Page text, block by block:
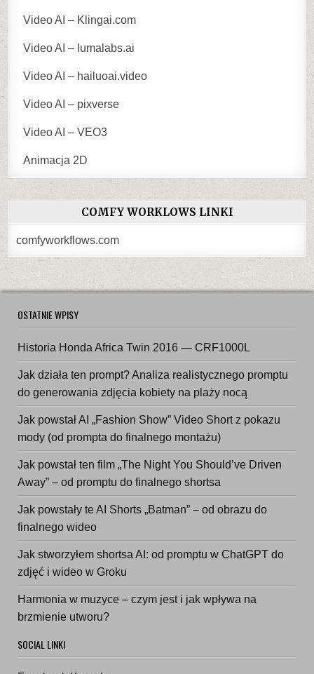
Video AI – Klingai.com
Video AI – lumalabs.ai
Video AI – hailuoai.video
Video AI – pixverse
Video AI – VEO3
Animacja 2D
COMFY WORKLOWS LINKI
comfyworkflows.com
OSTATNIE WPISY
Historia Honda Africa Twin 2016 — CRF1000L
Jak działa ten prompt? Analiza realistycznego promptu
do generowania zdjęcia kobiety na plaży nocą
Jak powstał AI „Fashion Show” Video Short z pokazu
mody (od prompta do finalnego montażu)
Jak powstał ten film „The Night You Should’ve Driven
Away” – od promptu do finalnego shortsa
Jak powstały te AI Shorts „Batman” – od obrazu do
finalnego wideo
Jak stworzyłem shortsa AI: od promptu w ChatGPT do
zdjęć i wideo w Groku
Harmonia w muzyce – czym jest i jak wpływa na
brzmienie utworu?
SOCIAL LINKI